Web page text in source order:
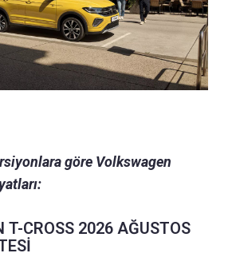
göre Volkswagen
T-CROSS 2026 AĞUSTOS